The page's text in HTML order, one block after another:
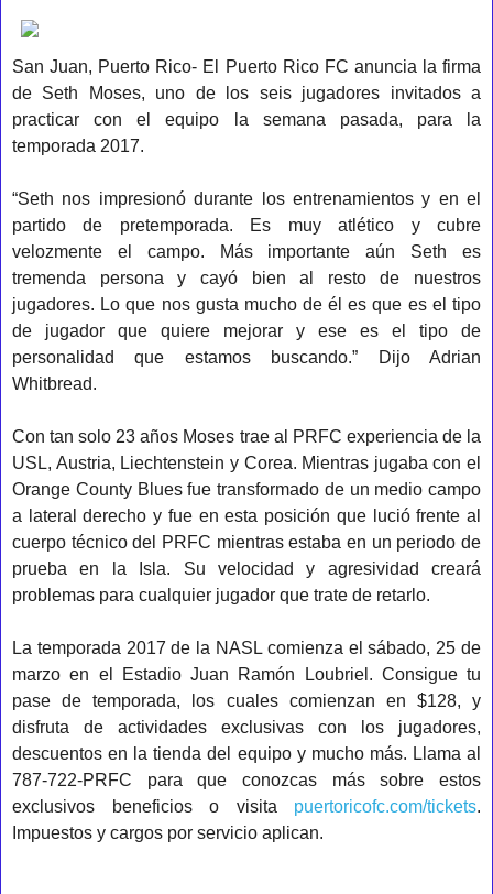
San Juan, Puerto Rico- El Puerto Rico FC anuncia la firma
de Seth Moses, uno de los seis jugadores invitados a
practicar con el equipo la semana pasada, para la
temporada 2017.
“Seth nos impresionó durante los entrenamientos y en el
partido de pretemporada. Es muy atlético y cubre
velozmente el campo. Más importante aún Seth es
tremenda persona y cayó bien al resto de nuestros
jugadores. Lo que nos gusta mucho de él es que es el tipo
de jugador que quiere mejorar y ese es el tipo de
personalidad que estamos buscando.” Dijo Adrian
Whitbread.
Con tan solo 23 años Moses trae al PRFC experiencia de la
USL, Austria, Liechtenstein y Corea. Mientras jugaba con el
Orange County Blues fue transformado de un medio campo
a lateral derecho y fue en esta posición que lució frente al
cuerpo técnico del PRFC mientras estaba en un periodo de
prueba en la Isla. Su velocidad y agresividad creará
problemas para cualquier jugador que trate de retarlo.
La temporada 2017 de la NASL comienza el sábado, 25 de
marzo en el Estadio Juan Ramón Loubriel. Consigue tu
pase de temporada, los cuales comienzan en $128, y
disfruta de actividades exclusivas con los jugadores,
descuentos en la tienda del equipo y mucho más. Llama al
787-722-PRFC para que conozcas más sobre estos
exclusivos beneficios o visita puertoricofc.com/tickets.
Impuestos y cargos por servicio aplican.